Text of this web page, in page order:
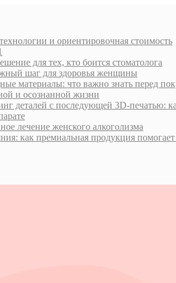
и ориентировочная стоимость
для тех, кто боится стоматолога
шаг для здоровья женщины
материалы: что важно знать перед
и осознанной жизни
деталей с последующей 3D-печатью:
лечение женского алкоголизма
как премиальная продукция